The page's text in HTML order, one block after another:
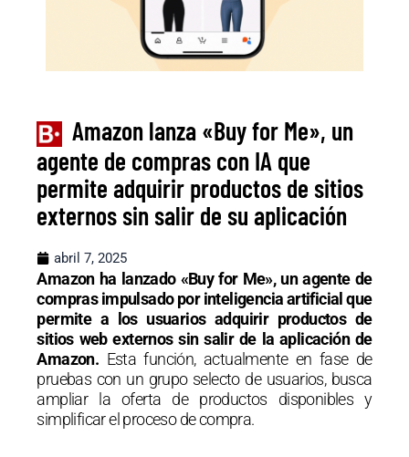
Amazon lanza «Buy for Me», un
agente de compras con IA que
permite adquirir productos de sitios
externos sin salir de su aplicación
abril 7, 2025
Amazon ha lanzado «Buy for Me», un agente de
compras impulsado por inteligencia artificial que
permite a los usuarios adquirir productos de
sitios web externos sin salir de la aplicación de
Amazon. Esta función, actualmente en fase de
pruebas con un grupo selecto de usuarios, busca
ampliar la oferta de productos disponibles y
simplificar el proceso de compra.